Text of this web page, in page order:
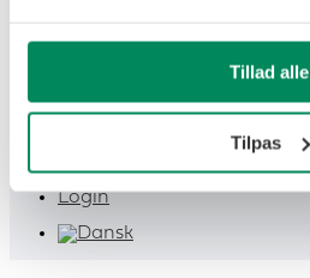
Tillad alle
Tilpas
Nyheder
Service
Reservedele
Slamsugere/spulere
Administration
Login